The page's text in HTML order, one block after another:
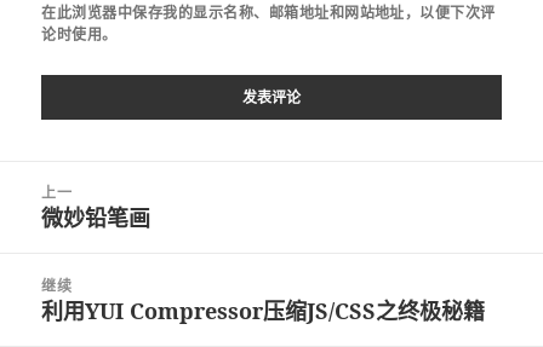
在此浏览器中保存我的显示名称、邮箱地址和网站地址，以便下次评
论时使用。
上一
上
文
章：
微妙铅笔画
继续
下
利用YUI Compressor压缩JS/CSS之终极秘籍